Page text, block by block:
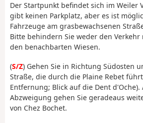
Der Startpunkt befindet sich im Weiler
gibt keinen Parkplatz, aber es ist
Fahrzeuge am grasbewachsenen
Bitte behindern Sie weder den Verkehr
den benachbarten Wiesen.
(S/Z) Gehen Sie in Richtung Südosten
Straße, die durch die Plaine Rebet
Entfernung; Blick auf die Dent d'Oche).
Abzweigung gehen Sie geradeaus
von Chez Bochet.